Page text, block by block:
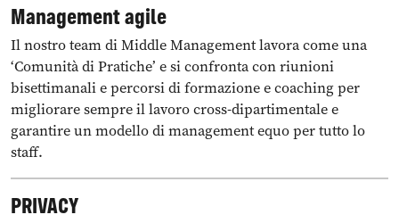
Management agile
Il nostro team di Middle Management lavora come una
‘Comunità di Pratiche’ e si confronta con riunioni
bisettimanali e percorsi di formazione e coaching per
migliorare sempre il lavoro cross-dipartimentale e
garantire un modello di management equo per tutto lo
staff.
PRIVACY